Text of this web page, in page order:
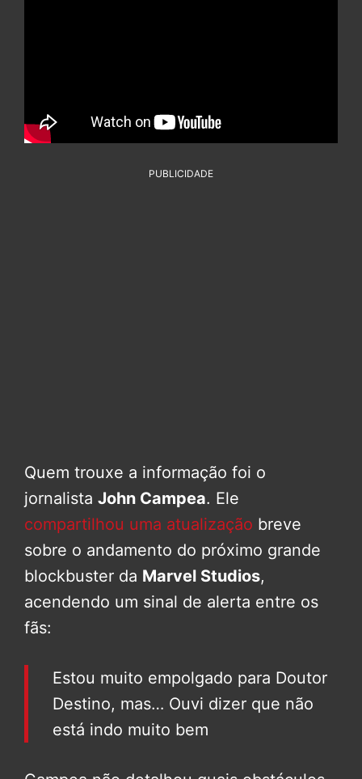
PUBLICIDADE
Quem trouxe a informação foi o
jornalista John Campea. Ele
compartilhou uma atualização breve
sobre o andamento do próximo grande
blockbuster da Marvel Studios,
acendendo um sinal de alerta entre os
fãs:
Estou muito empolgado para Doutor
Destino, mas… Ouvi dizer que não
está indo muito bem